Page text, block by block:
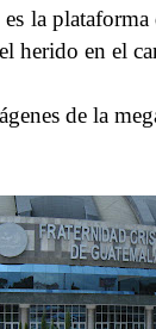
la
herido en el
de la